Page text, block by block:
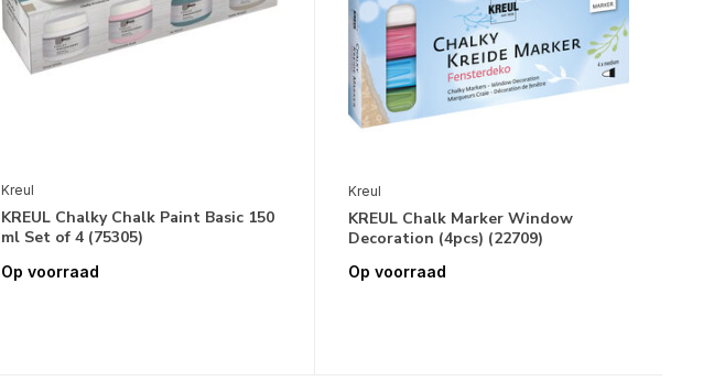
Kreul
KREUL Chalky Chalk Paint Basic 150
ml Set of 4 (75305)
Op voorraad
Kreul
KREUL Chalk Marker Window
Decoration (4pcs) (22709)
Op voorraad